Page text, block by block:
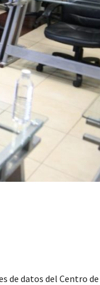
de datos del Centro de